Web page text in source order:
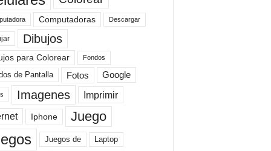
Computadoras Descargar
Dibujos
para Colorear Fondos
de Pantalla Fotos Google
Imagenes Imprimir
Iphone Juego
Juegos de Laptop